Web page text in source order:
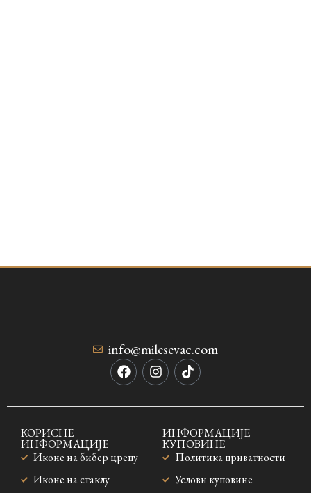
info@milesevac.com
КОРИСНЕ
ИНФОРМАЦИЈЕ
Иконе на бибер црепу
Иконе на стаклу
ИНФОРМАЦИЈЕ
КУПОВИНЕ
Политика приватности
Услови куповине